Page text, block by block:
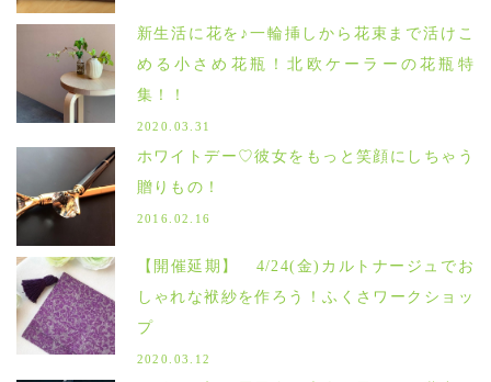
新生活に花を♪一輪挿しから花束まで活けこ
める小さめ花瓶！北欧ケーラーの花瓶特
集！！
2020.03.31
ホワイトデー♡彼女をもっと笑顔にしちゃう
贈りもの！
2016.02.16
【開催延期】 4/24(金)カルトナージュでお
しゃれな袱紗を作ろう！ふくさワークショッ
プ
2020.03.12